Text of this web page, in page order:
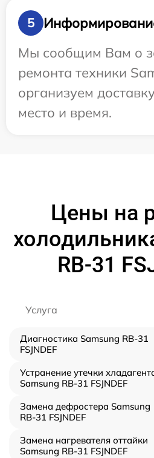
5
Мы сообщим Вам о
ремонта техники
организуем
место и время.
Цены на
RB-31
Услуга
Диагностика Samsung RB-31
FSJNDEF
Устранение утечки
Samsung RB-31 FSJNDEF
Замена дефростера Samsung
RB-31 FSJNDEF
Замена нагревателя оттайки
Samsung RB-31 FSJNDEF